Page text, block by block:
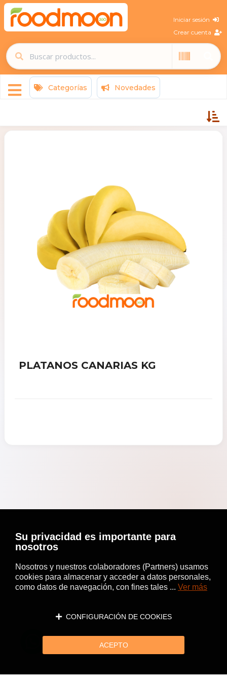
Iniciar sesión
Crear cuenta
Categorías Novedades
PLATANOS CANARIAS KG
Su privacidad es importante para
nosotros
Nosotros y nuestros colaboradores (Partners) usamos
cookies para almacenar y acceder a datos personales,
como datos de navegación, con fines tales ... Ver más
CONFIGURACIÓN DE COOKIES
ACEPTO